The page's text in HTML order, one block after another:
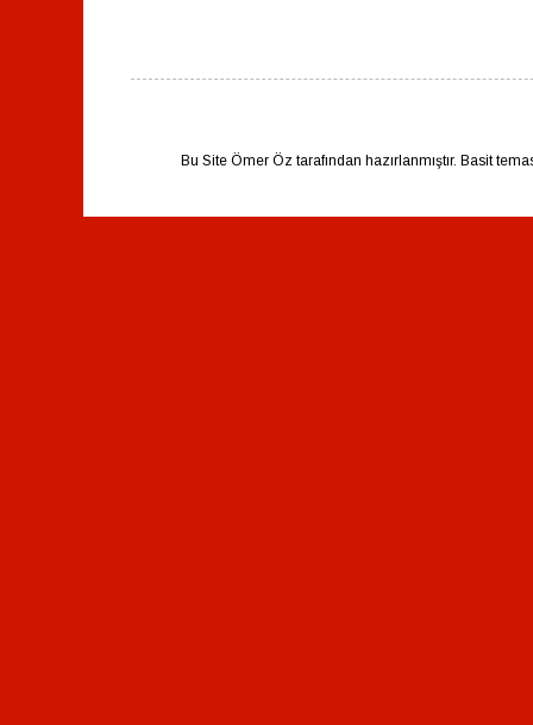
Bu Site Ömer Öz tarafından hazırlanmıştır. Basit